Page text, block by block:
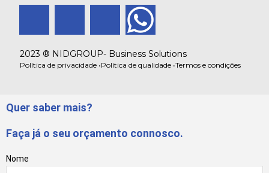
a
c
e
b
i
n
k
e
n
s
a
W
h
a
s
2023 ® NIDGROUP- Business Solutions
Política de privacidade •Política de qualidade •Termos e condições
Quer saber mais?
Faça já o seu orçamento connosco.
Nome